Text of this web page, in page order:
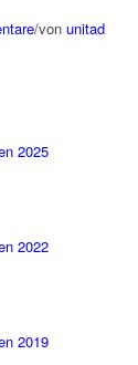
2025
2022
2019
/von unitad